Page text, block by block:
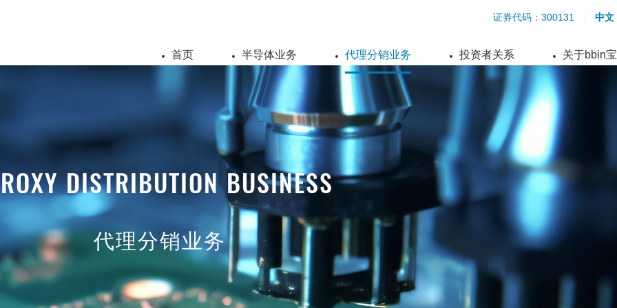
中文
证券代码：300131
首页 半导体业务 代理分销业务 投资者关系 关于bbin
DISTRIBUTION BUSINESS
代理分销业务